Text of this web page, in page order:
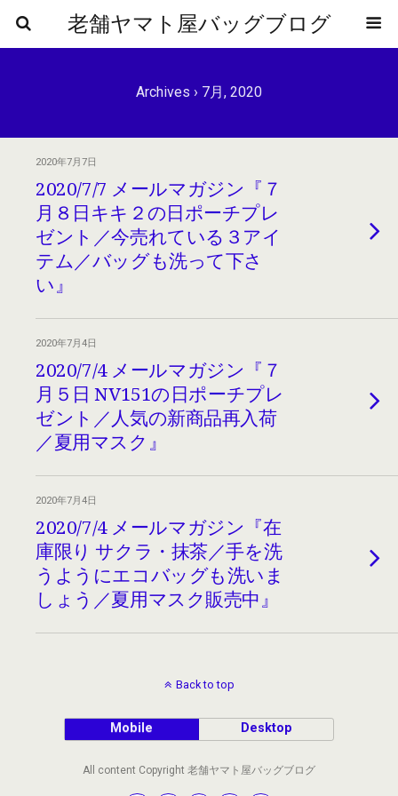
老舗ヤマト屋バッグブログ
Archives › 7月, 2020
2020年7月7日
2020/7/7 メールマガジン『７
月８日キキ２の日ポーチプレ
ゼント／今売れている３アイ
テム／バッグも洗って下さ
い』
2020年7月4日
2020/7/4 メールマガジン『７
月５日 NV151の日ポーチプレ
ゼント／人気の新商品再入荷
／夏用マスク』
2020年7月4日
2020/7/4 メールマガジン『在
庫限り サクラ・抹茶／手を洗
うようにエコバッグも洗いま
しょう／夏用マスク販売中』
Back to top
Mobile Desktop
All content Copyright 老舗ヤマト屋バッグブログ